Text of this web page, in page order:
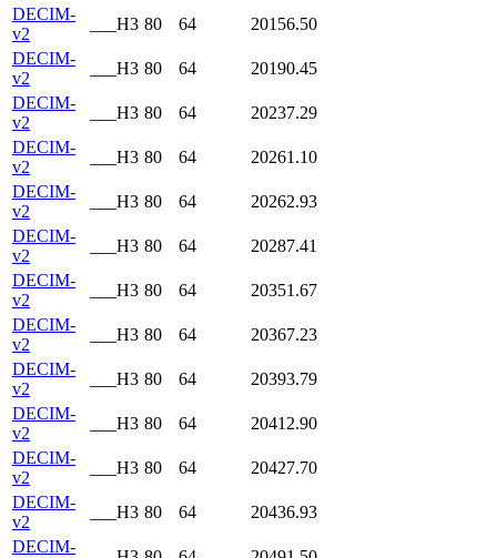
DECIM-
v2
___H3 80 64
20156.50
DECIM-
v2
___H3 80 64
20190.45
DECIM-
v2
___H3 80 64
20237.29
DECIM-
v2
___H3 80 64
20261.10
DECIM-
v2
___H3 80 64
20262.93
DECIM-
v2
___H3 80 64
20287.41
DECIM-
v2
___H3 80 64
20351.67
DECIM-
v2
___H3 80 64
20367.23
DECIM-
v2
___H3 80 64
20393.79
DECIM-
v2
___H3 80 64
20412.90
DECIM-
v2
___H3 80 64
20427.70
DECIM-
v2
___H3 80 64
20436.93
DECIM-